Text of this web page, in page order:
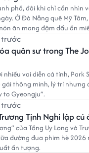
phố, đôi khi chỉ cần nhìn
Ở Đà Nẵng quê Mỹ
ăn mang đậm dấu ấn
quân sư trong The
nhiều vai diễn cá tính, Park
thông minh, lý trí nhưng
to Gyeongju”.
Tịnh Nghi lập
của Tống Uy Long và
đường đua phim hè 2026
ấn tượng.